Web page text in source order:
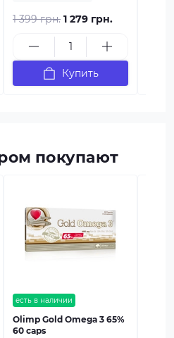
1 399 грн. 1 279 грн.
Купить
покупают
есть в наличии
Olimp Gold Omega 3 65%
60 caps